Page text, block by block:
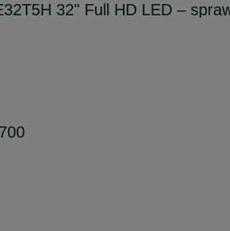
32" Full HD LED –